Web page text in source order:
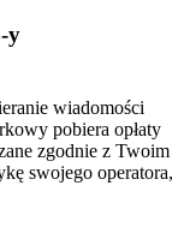
y
wiadomości
pobiera opłaty
zgodnie z Twoim
swojego operatora,